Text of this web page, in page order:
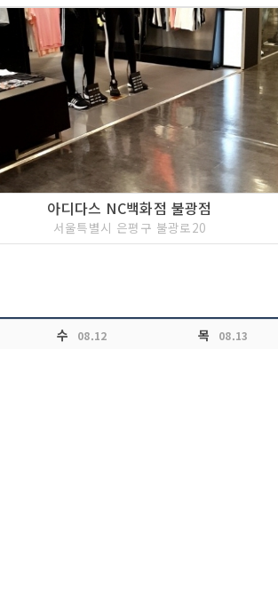
아디다스 NC백화점 불광점
서울특별시 은평구 불광로20
수 08.12 목 08.13